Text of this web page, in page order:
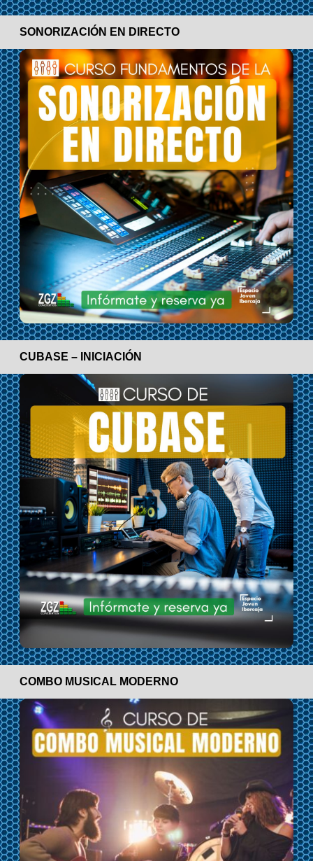
SONORIZACIÓN EN DIRECTO
CUBASE – INICIACIÓN
COMBO MUSICAL MODERNO